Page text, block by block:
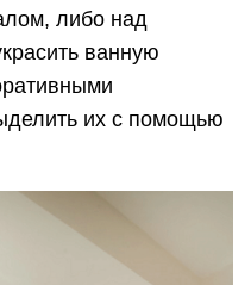
либо над
ванную
их с помощью